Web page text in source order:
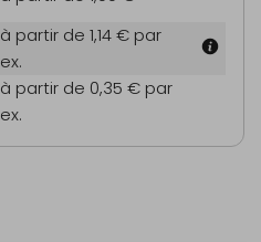
à partir de 1,14 € par
ex.
à partir de 0,35 € par
ex.